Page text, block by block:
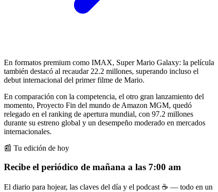
En formatos premium como IMAX, Super Mario Galaxy: la película
también destacó al recaudar 22.2 millones, superando incluso el
debut internacional del primer filme de Mario.
En comparación con la competencia, el otro gran lanzamiento del
momento, Proyecto Fin del mundo de Amazon MGM, quedó
relegado en el ranking de apertura mundial, con 97.2 millones
durante su estreno global y un desempeño moderado en mercados
internacionales.
📰 Tu edición de hoy
Recibe el periódico de mañana a las 7:00 am
El diario para hojear, las claves del día y el podcast ☕ — todo en un